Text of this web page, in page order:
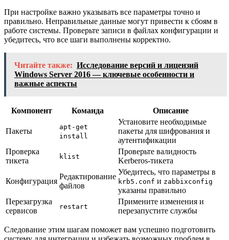
При настройке важно указывать все параметры точно и
правильно. Неправильные данные могут привести к сбоям в
работе системы. Проверьте записи в файлах конфигурации и
убедитесь, что все шаги выполнены корректно.
Читайте также: Исследование версий и лицензий
Windows Server 2016 — ключевые особенности и
важные аспекты
Компонент Команда Описание
Пакеты
apt-get
install
Установите необходимые
пакеты для шифрования и
аутентификации
Проверка
тикета
klist
Проверьте валидность
Kerberos-тикета
Конфигурация
Редактирование
файлов
Убедитесь, что параметры в
krb5.conf и zabbixconfig
указаны правильно
Перезагрузка
сервисов
restart
Примените изменения и
перезапустите службы
Следование этим шагам поможет вам успешно подготовить